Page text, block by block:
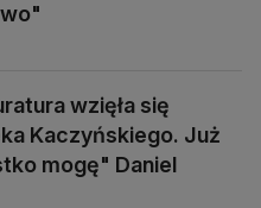
wzięła się
Kaczyńskiego. Już
mogę" Daniel